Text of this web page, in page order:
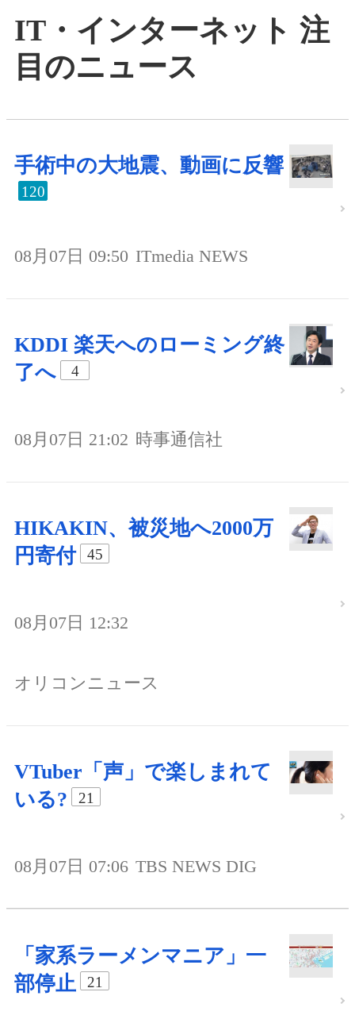
IT・インターネット 注
目のニュース
手術中の大地震、動画に反響
120
08月07日 09:50 ITmedia NEWS
KDDI 楽天へのローミング終
了へ
4
08月07日 21:02 時事通信社
HIKAKIN、被災地へ2000万
円寄付
45
08月07日 12:32
オリコンニュース
VTuber「声」で楽しまれて
いる?
21
08月07日 07:06 TBS NEWS DIG
「家系ラーメンマニア」一
部停止
21